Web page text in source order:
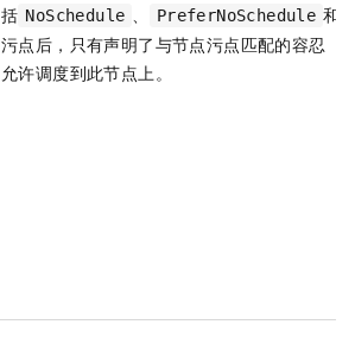
括 NoSchedule 、 PreferNoSchedule 和
污点后，只有声明了与节点污点匹配的容忍（
允许调度到此节点上。